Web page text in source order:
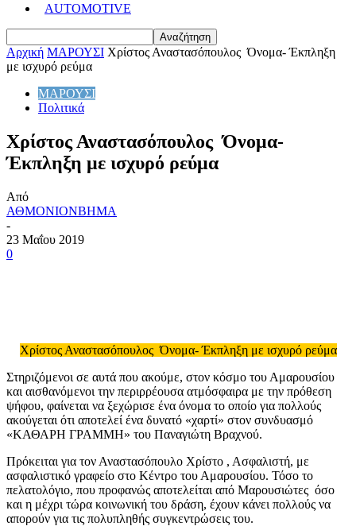
AUTOMOTIVE
Αρχική ΜΑΡΟΥΣΙ Χρίστος Αναστασόπουλος Όνομα- Έκπληξη
με ισχυρό ρεύμα
ΜΑΡΟΥΣΙ
Πολιτικά
Χρίστος Αναστασόπουλος Όνομα-
Έκπληξη με ισχυρό ρεύμα
Από
ΑΘΜΟΝΙΟΝΒΗΜΑ
-
23 Μαΐου 2019
0
Χρίστος Αναστασόπουλος Όνομα- Έκπληξη με ισχυρό ρεύμα
Στηριζόμενοι σε αυτά που ακούμε, στον κόσμο του Αμαρουσίου
και αισθανόμενοι την περιρρέουσα ατμόσφαιρα με την πρόθεση
ψήφου, φαίνεται να ξεχώρισε ένα όνομα το οποίο για πολλούς
ακούγεται ότι αποτελεί ένα δυνατό «χαρτί» στον συνδυασμό
«ΚΑΘΑΡΗ ΓΡΑΜΜΗ» του Παναγιώτη Βραχνού.
Πρόκειται για τον Αναστασόπουλο Χρίστο , Ασφαλιστή, με
ασφαλιστικό γραφείο στο Κέντρο του Αμαρουσίου. Τόσο το
πελατολόγιο, που προφανώς αποτελείται από Μαρουσιώτες όσο
και η μέχρι τώρα κοινωνική του δράση, έχουν κάνει πολλούς να
απορούν για τις πολυπληθής συγκεντρώσεις του.